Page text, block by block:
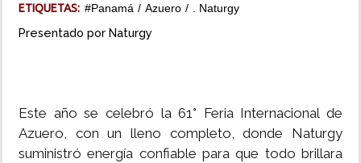
ETIQUETAS: #Panamá Azuero . Naturgy
Presentado por Naturgy
Este año se celebró la 61° Feria Internacional de
Azuero, con un lleno completo, donde Naturgy
suministró energía confiable para que todo brillara